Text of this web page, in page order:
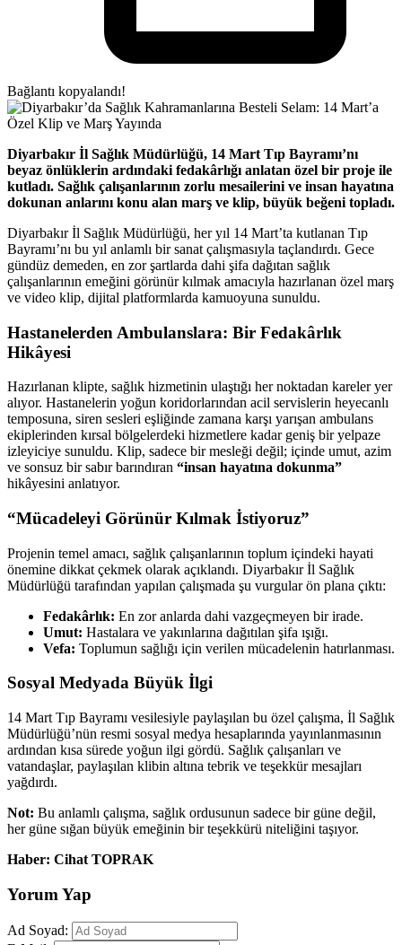
Bağlantı kopyalandı!
Diyarbakır İl Sağlık Müdürlüğü, 14 Mart Tıp Bayramı’nı
beyaz önlüklerin ardındaki fedakârlığı anlatan özel bir proje ile
kutladı. Sağlık çalışanlarının zorlu mesailerini ve insan hayatına
dokunan anlarını konu alan marş ve klip, büyük beğeni topladı.
Diyarbakır İl Sağlık Müdürlüğü, her yıl 14 Mart’ta kutlanan Tıp
Bayramı’nı bu yıl anlamlı bir sanat çalışmasıyla taçlandırdı. Gece
gündüz demeden, en zor şartlarda dahi şifa dağıtan sağlık
çalışanlarının emeğini görünür kılmak amacıyla hazırlanan özel marş
ve video klip, dijital platformlarda kamuoyuna sunuldu.
Hastanelerden Ambulanslara: Bir Fedakârlık
Hikâyesi
Hazırlanan klipte, sağlık hizmetinin ulaştığı her noktadan kareler yer
alıyor. Hastanelerin yoğun koridorlarından acil servislerin heyecanlı
temposuna, siren sesleri eşliğinde zamana karşı yarışan ambulans
ekiplerinden kırsal bölgelerdeki hizmetlere kadar geniş bir yelpaze
izleyiciye sunuldu. Klip, sadece bir mesleği değil; içinde umut, azim
ve sonsuz bir sabır barındıran “insan hayatına dokunma”
hikâyesini anlatıyor.
“Mücadeleyi Görünür Kılmak İstiyoruz”
Projenin temel amacı, sağlık çalışanlarının toplum içindeki hayati
önemine dikkat çekmek olarak açıklandı. Diyarbakır İl Sağlık
Müdürlüğü tarafından yapılan çalışmada şu vurgular ön plana çıktı:
Fedakârlık: En zor anlarda dahi vazgeçmeyen bir irade.
Umut: Hastalara ve yakınlarına dağıtılan şifa ışığı.
Vefa: Toplumun sağlığı için verilen mücadelenin hatırlanması.
Sosyal Medyada Büyük İlgi
14 Mart Tıp Bayramı vesilesiyle paylaşılan bu özel çalışma, İl Sağlık
Müdürlüğü’nün resmi sosyal medya hesaplarında yayınlanmasının
ardından kısa sürede yoğun ilgi gördü. Sağlık çalışanları ve
vatandaşlar, paylaşılan klibin altına tebrik ve teşekkür mesajları
yağdırdı.
Not: Bu anlamlı çalışma, sağlık ordusunun sadece bir güne değil,
her güne sığan büyük emeğinin bir teşekkürü niteliğini taşıyor.
Haber: Cihat TOPRAK
Yorum Yap
Ad Soyad: